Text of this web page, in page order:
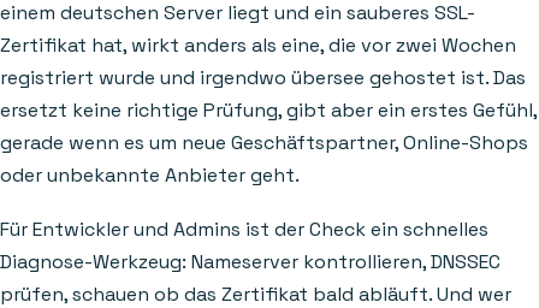
einem deutschen Server liegt und ein sauberes SSL-
Zertifikat hat, wirkt anders als eine, die vor zwei Wochen
registriert wurde und irgendwo übersee gehostet ist. Das
ersetzt keine richtige Prüfung, gibt aber ein erstes Gefühl,
gerade wenn es um neue Geschäftspartner, Online-Shops
oder unbekannte Anbieter geht.
Für Entwickler und Admins ist der Check ein schnelles
Diagnose-Werkzeug: Nameserver kontrollieren, DNSSEC
prüfen, schauen ob das Zertifikat bald abläuft. Und wer